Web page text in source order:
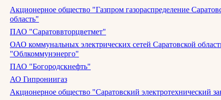
Акционерное общество "Газпром газораспределение
область"
ПАО "Саратоввторцветмет"
ОАО коммунальных электрических сетей Саратовской
"Облкоммунэнерго"
ПАО "Богородскнефть"
АО Гипрониигаз
Акционерное общество "Саратовский электротехнический